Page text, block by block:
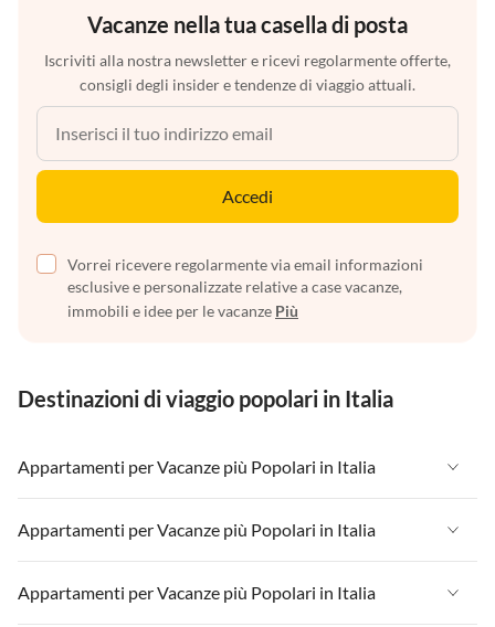
Vacanze nella tua casella di posta
Iscriviti alla nostra newsletter e ricevi regolarmente offerte,
consigli degli insider e tendenze di viaggio attuali.
Accedi
Vorrei ricevere regolarmente via email informazioni
esclusive e personalizzate relative a case vacanze,
immobili e idee per le vacanze Più
Destinazioni di viaggio popolari in Italia
Appartamenti per Vacanze più Popolari in Italia
Appartamenti per Vacanze in Italia
Appartamenti per Vacanze in Liguria
Appartamenti per Vacanze in Lombardia
Appartamenti per Vacanze più Popolari in Italia
Appartamenti per Vacanze in Italia
Appartamenti per Vacanze più Popolari in Italia